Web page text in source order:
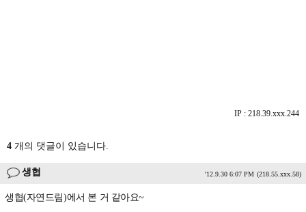
IP : 218.39.xxx.244
4 개의 댓글이 있습니다.
생협 '12.9.30 6:07 PM (218.55.xxx.58)
생협(자연드림)에서 본 거 같아요~